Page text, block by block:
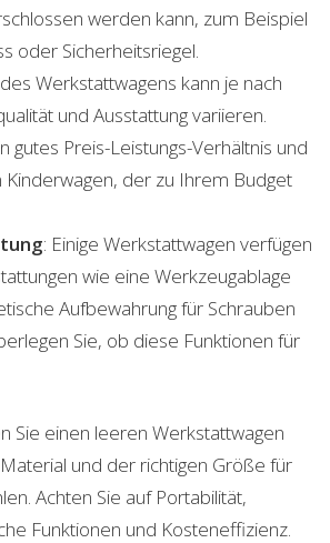
werden kann, zum Beispiel
oder Sicherheitsriegel.
Werkstattwagens kann je nach
und Ausstattung variieren.
gutes Preis-Leistungs-Verhältnis und
Kinderwagen, der zu Ihrem Budget
: Einige Werkstattwagen verfügen
wie eine Werkzeugablage
Aufbewahrung für Schrauben
Sie, ob diese Funktionen für
Sie einen leeren Werkstattwagen
und der richtigen Größe für
Achten Sie auf Portabilität,
Funktionen und Kosteneffizienz.